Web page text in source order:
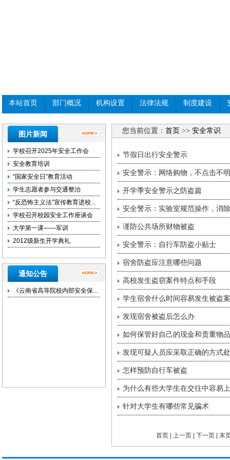
本站首页 部门概况 机构设置 法律法规 制度建设
图片新闻
学校召开2025年安全工作会
安全教育培训
“国家安全日”教育活动
学生志愿者参与交通整治
“反恐怖主义法”宣传教育进校...
学校召开校园安全工作座谈会
大学第一课——军训
2012级新生开学典礼
通知公告
《云南省高等院校内部安全保...
您当前位置： 首页 >> 安全常识
节假日出行安全警示
安全警示：网络购物，不点击不
开学季安全警示之防盗篇
安全警示：实验室规范操作，消
谨防公共场所财物被盗
安全警示：自行车防盗小贴士
宿舍防盗应注意哪些问题
高校发生盗窃案件特点和手段
学生宿舍什么时间容易发生被盗
发现宿舍被盗后怎么办
如何保管好自己的现金和贵重物品
发现可疑人员应采取正确的方式
怎样预防自行车被盗
为什么有些大学生在交往中容易
针对大学生有哪些常见骗术
首页 | 上一页 | 下一页| 末